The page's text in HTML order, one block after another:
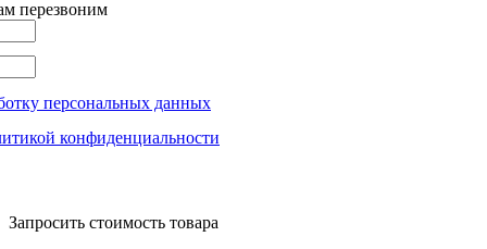
перезвоним
персональных данных
конфиденциальности
Запросить стоимость товара